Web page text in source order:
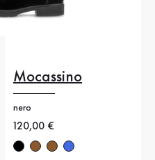
Mocassino
nero
Nuovo prezzo
120,00 €